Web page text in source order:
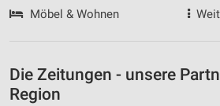
Möbel & Wohnen
Die Zeitungen - unsere
Region
Werbung